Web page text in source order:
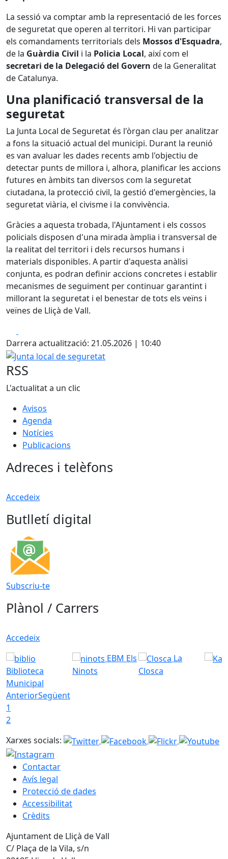
La sessió va comptar amb la representació de les forces
de seguretat que operen al territori. Hi van participar
els comandaments territorials dels Mossos d'Esquadra,
de la Guàrdia Civil i la Policia Local, així com el
secretari de la Delegació del Govern de la Generalitat
de Catalunya.
Una planificació transversal de la
seguretat
La Junta Local de Seguretat és l'òrgan clau per analitzar
a fons la situació actual del municipi. Durant la reunió
es van avaluar les dades recents amb l'objectiu de
detectar punts de millora i, alhora, planificar les accions
futures en àmbits tan diversos com la seguretat
ciutadana, la protecció civil, la gestió d'emergències, la
seguretat viària, el civisme i la convivència.
Gràcies a aquesta trobada, l'Ajuntament i els cossos
policials disposen d'una mirada àmplia i transversal de
la realitat del territori i dels recursos humans i
materials disponibles. A partir d'aquesta anàlisi
conjunta, es podran definir accions concretes i establir
mecanismes de seguiment per continuar garantint i
millorant la seguretat i el benestar de tots els veïns i
veïnes de Lliçà de Vall.
Darrera actualització: 21.05.2026 | 10:40
Junta local de seguretat
RSS
L'actualitat a un clic
Avisos
Agenda
Notícies
Publicacions
Adreces i telèfons
Accedeix
Butlletí digital
Subscriu-te
Plànol / Carrers
Accedeix
Biblioteca
Municipal
EBM Els
Ninots
La
Closca
AnteriorSegüent
1
2
Xarxes socials:
Contactar
Avís legal
Protecció de dades
Accessibilitat
Crèdits
Ajuntament de Lliçà de Vall
C/ Plaça de la Vila, s/n